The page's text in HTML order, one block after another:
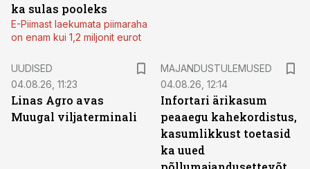
ka sulas pooleks
E-Piimast laekumata piimaraha
on enam kui 1,2 miljonit eurot
UUDISED
04.08.26, 11:23
Linas Agro avas
Muugal viljaterminali
MAJANDUSTULEMUSED
04.08.26, 12:14
Infortari ärikasum
peaaegu kahekordistus,
kasumlikkust toetasid
ka uued